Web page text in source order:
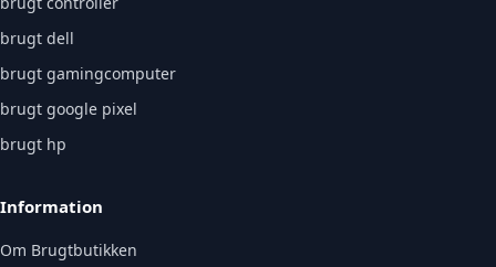
brugt dell
brugt gamingcomputer
brugt google pixel
brugt hp
Information
Om Brugtbutikken